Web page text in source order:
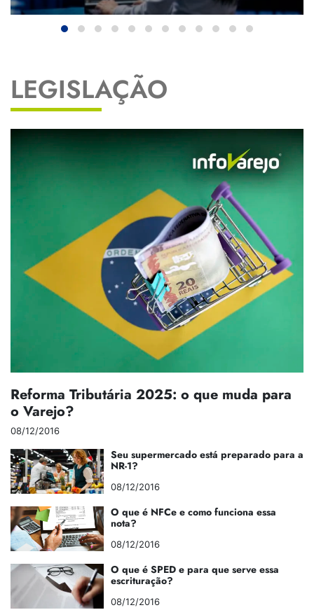
LEGISLAÇÃO
Reforma Tributária 2025: o que muda para
o Varejo?
08/12/2016
Seu supermercado está preparado para a
NR-1?
08/12/2016
O que é NFCe e como funciona essa
nota?
08/12/2016
O que é SPED e para que serve essa
escrituração?
08/12/2016